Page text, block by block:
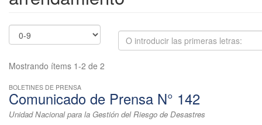
Mostrando ítems 1-2 de 2
BOLETINES DE PRENSA
Comunicado de Prensa N° 142
Unidad Nacional para la Gestión del Riesgo de Desastres